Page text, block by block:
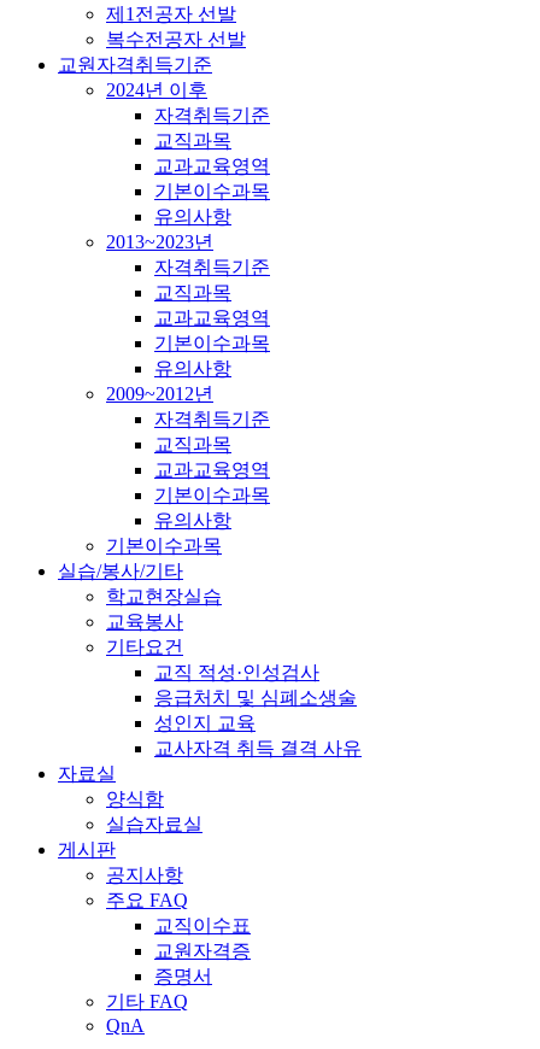
제1전공자 선발
복수전공자 선발
교원자격취득기준
2024년 이후
자격취득기준
교직과목
교과교육영역
기본이수과목
유의사항
2013~2023년
자격취득기준
교직과목
교과교육영역
기본이수과목
유의사항
2009~2012년
자격취득기준
교직과목
교과교육영역
기본이수과목
유의사항
기본이수과목
실습/봉사/기타
학교현장실습
교육봉사
기타요건
교직 적성·인성검사
응급처치 및 심폐소생술
성인지 교육
교사자격 취득 결격 사유
자료실
양식함
실습자료실
게시판
공지사항
주요 FAQ
교직이수표
교원자격증
증명서
기타 FAQ
QnA